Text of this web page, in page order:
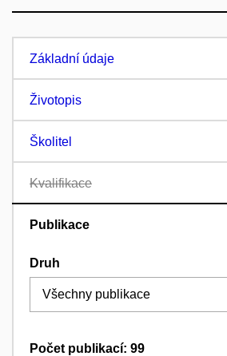
Základní údaje
Životopis
Školitel
Kvalifikace
Publikace
Druh
Počet publikací: 99